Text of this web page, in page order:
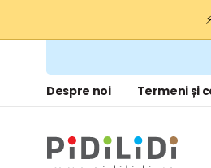
Despre noi Termeni și